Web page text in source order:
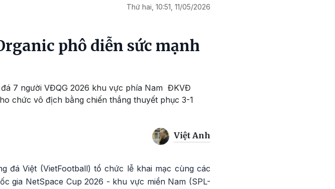
Thứ hai, 10:51, 11/05/2026
phô diễn sức mạnh
7 người VĐQG 2026 khu vực phía Nam ĐKVĐ
chức vô địch bằng chiến thắng thuyết phục 3-1
Việt Anh
đá Việt (VietFootball) tổ chức lễ khai mạc cùng các
gia NetSpace Cup 2026 - khu vực miền Nam (SPL-